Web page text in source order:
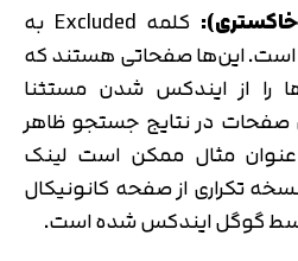
کلمه Excluded به
این‌ها صفحاتی هستند که
را از ایندکس شدن مستثنا
صفحات در نتایج جستجو ظاهر
مثال ممکن است لینک
تکراری از صفحه کانونیکال
گوگل ایندکس شده است.